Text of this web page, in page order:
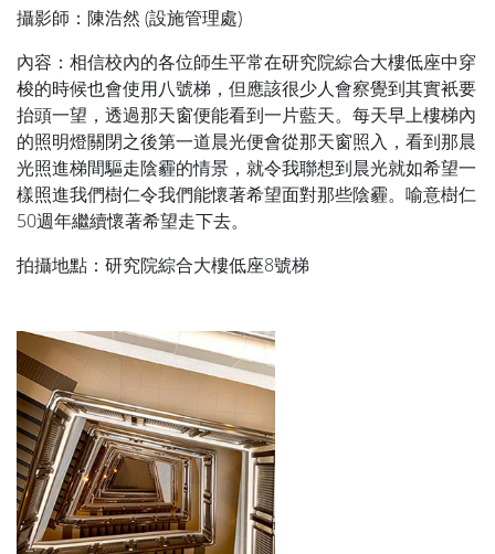
攝影師：陳浩然 (設施管理處)
內容：相信校內的各位師生平常在研究院綜合大樓低座中穿
梭的時候也會使用八號梯，但應該很少人會察覺到其實衹要
抬頭一望，透過那天窗便能看到一片藍天。每天早上樓梯內
的照明燈關閉之後第一道晨光便會從那天窗照入，看到那晨
光照進梯間驅走陰霾的情景，就令我聯想到晨光就如希望一
樣照進我們樹仁令我們能懷著希望面對那些陰霾。喻意樹仁
50週年繼續懷著希望走下去。
拍攝地點：研究院綜合大樓低座8號梯